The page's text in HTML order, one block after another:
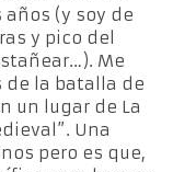
(y soy de
y pico del
Me
la batalla de
un lugar de La
Una
pero es que,